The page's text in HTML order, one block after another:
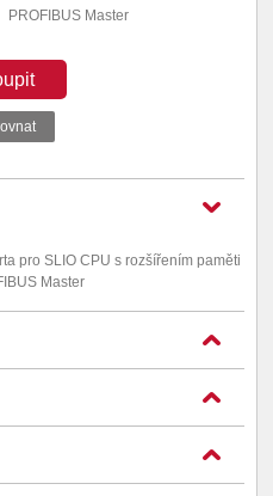
PROFIBUS Master
pro SLIO CPU s rozšířením paměti
Master